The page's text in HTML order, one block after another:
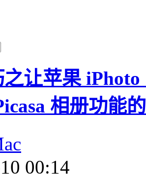
让苹果
相册功能
00:14